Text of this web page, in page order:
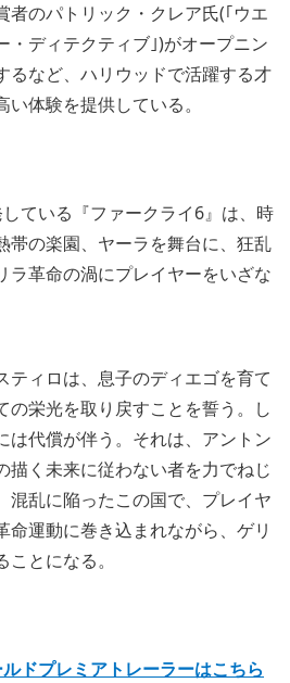
者のパトリック・クレア氏(｢ウエ
・ディテクティブ｣)がオープニン
るなど、ハリウッドで活躍する才
体験を提供している。
ている『ファークライ6』は、時
帯の楽園、ヤーラを舞台に、狂乱
ラ革命の渦にプレイヤーをいざな
ティロは、息子のディエゴを育て
の栄光を取り戻すことを誓う。し
は代償が伴う。それは、アントン
描く未来に従わない者を力でねじ
混乱に陥ったこの国で、プレイヤ
命運動に巻き込まれながら、ゲリ
とになる。
ドプレミアトレーラーはこちら